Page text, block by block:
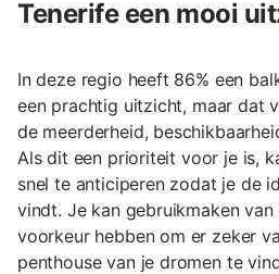
Tenerife een mooi
In deze regio heeft 86% een
een prachtig uitzicht, maar dat
de meerderheid,
Als dit een prioriteit voor je is,
snel te anticiperen zodat je de
vindt. Je kan gebruikmaken
voorkeur hebben om er zeker
penthouse van je dromen te